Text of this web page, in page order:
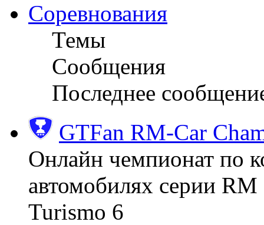
Соревнования
Темы
Сообщения
Последнее
GTFan RM-Car
Онлайн чемпионат по
автомобилях серии
Turismo 6